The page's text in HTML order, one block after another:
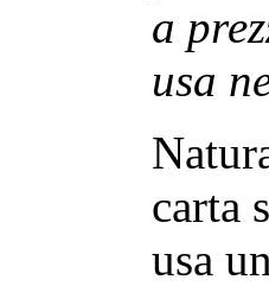
a
usa
carta
usa